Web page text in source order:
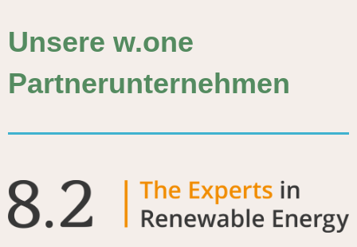
Unsere w.one
Partnerunternehmen